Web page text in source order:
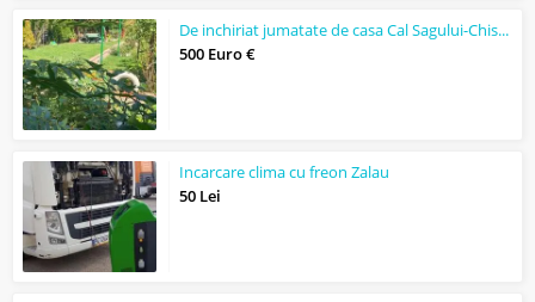
De inchiriat jumatate de casa Cal Sagului-Chisodei
500 Euro €
Incarcare clima cu freon Zalau
50 Lei